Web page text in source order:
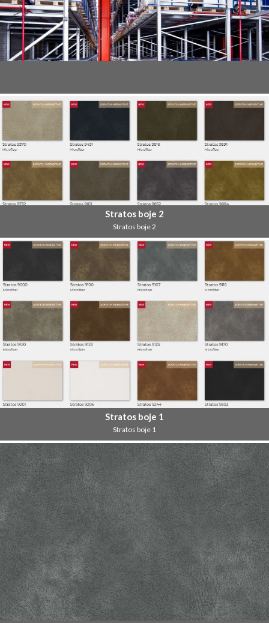
Stratos boje 2
Stratos boje 2
Stratos boje 1
Stratos boje 1